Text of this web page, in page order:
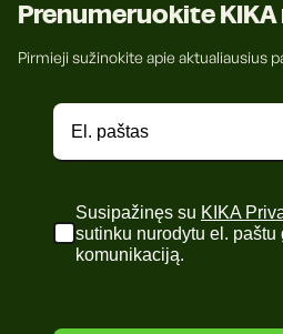
Prenumeruokite
Pirmieji sužinokite apie aktualiausius
Susipažinęs su KIKA
sutinku nurodytu el. paštu
komunikaciją.